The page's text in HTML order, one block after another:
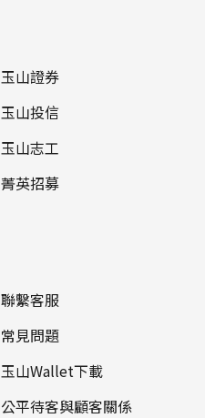
玉山證券
玉山投信
玉山志工
菁英招募
聯繫客服
常見問題
玉山Wallet下載
公平待客與顧客關係